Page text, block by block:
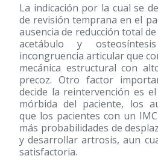
La indicación por la cual se
de revisión temprana en el
ausencia de reducción total
acetábulo y
incongruencia articular que
mecánica estructural con
precoz. Otro factor
decide la reintervención es
mórbida del paciente, los
que los pacientes con un
más probabilidades de
y desarrollar artrosis, aun
satisfactoria.